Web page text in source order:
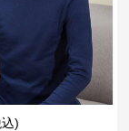
)